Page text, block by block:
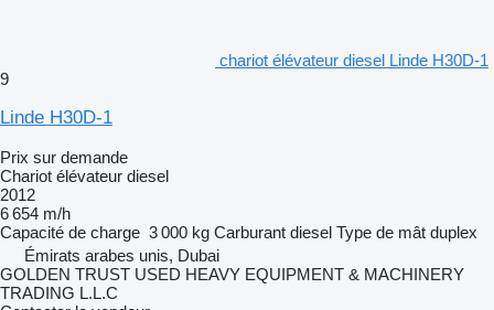
chariot élévateur diesel Linde H30D-1
9
Linde H30D-1
Prix sur demande
Chariot élévateur diesel
2012
6 654 m/h
Capacité de charge 3 000 kg Carburant diesel Type de mât duplex
Émirats arabes unis, Dubai
GOLDEN TRUST USED HEAVY EQUIPMENT & MACHINERY
TRADING L.L.C